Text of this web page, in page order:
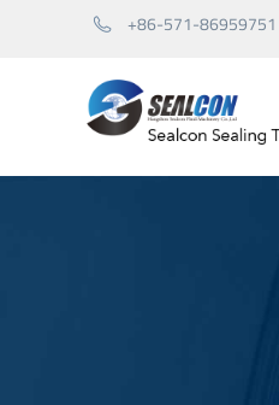
 +86-571-86959751